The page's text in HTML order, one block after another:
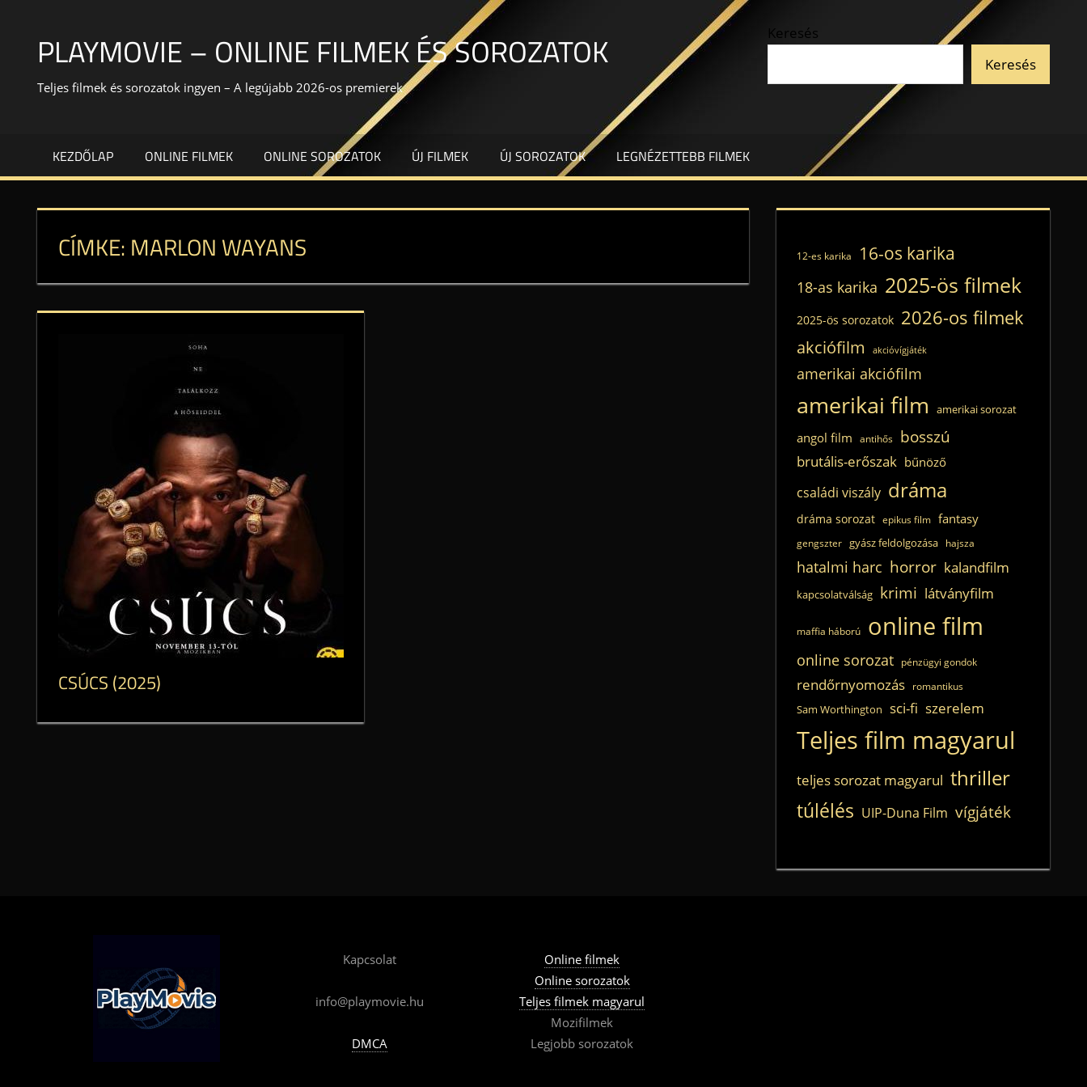
contentPLAYMOVIE – ONLINE FILMEK ÉS SOROZATOK
Teljes filmek és sorozatok ingyen – A legújabb 2026-os premierek
Keresés
Keresés
KEZDŐLAP ONLINE FILMEK ONLINE SOROZATOK ÚJ FILMEK ÚJ SOROZATOK LEGNÉZETTEBB FILMEK
CÍMKE: MARLON WAYANS
CSÚCS (2025)
12-es karika 16-os karika
18-as karika 2025-ös filmek
2025-ös sorozatok 2026-os filmek
akciófilm akcióvígjáték
amerikai akciófilm
amerikai film amerikai sorozat
angol film antihős bosszú
brutális-erőszak bűnöző
családi viszály dráma
dráma sorozat epikus film fantasy
gengszter gyász feldolgozása hajsza
hatalmi harc horror kalandfilm
kapcsolatválság krimi látványfilm
maffia háború online film
online sorozat pénzügyi gondok
rendőrnyomozás romantikus
Sam Worthington sci-fi szerelem
Teljes film magyarul
teljes sorozat magyarul thriller
túlélés UIP-Duna Film vígjáték
Kapcsolat
info@playmovie.hu
DMCA
Online filmek
Online sorozatok
Teljes filmek magyarul
Mozifilmek
Legjobb sorozatok